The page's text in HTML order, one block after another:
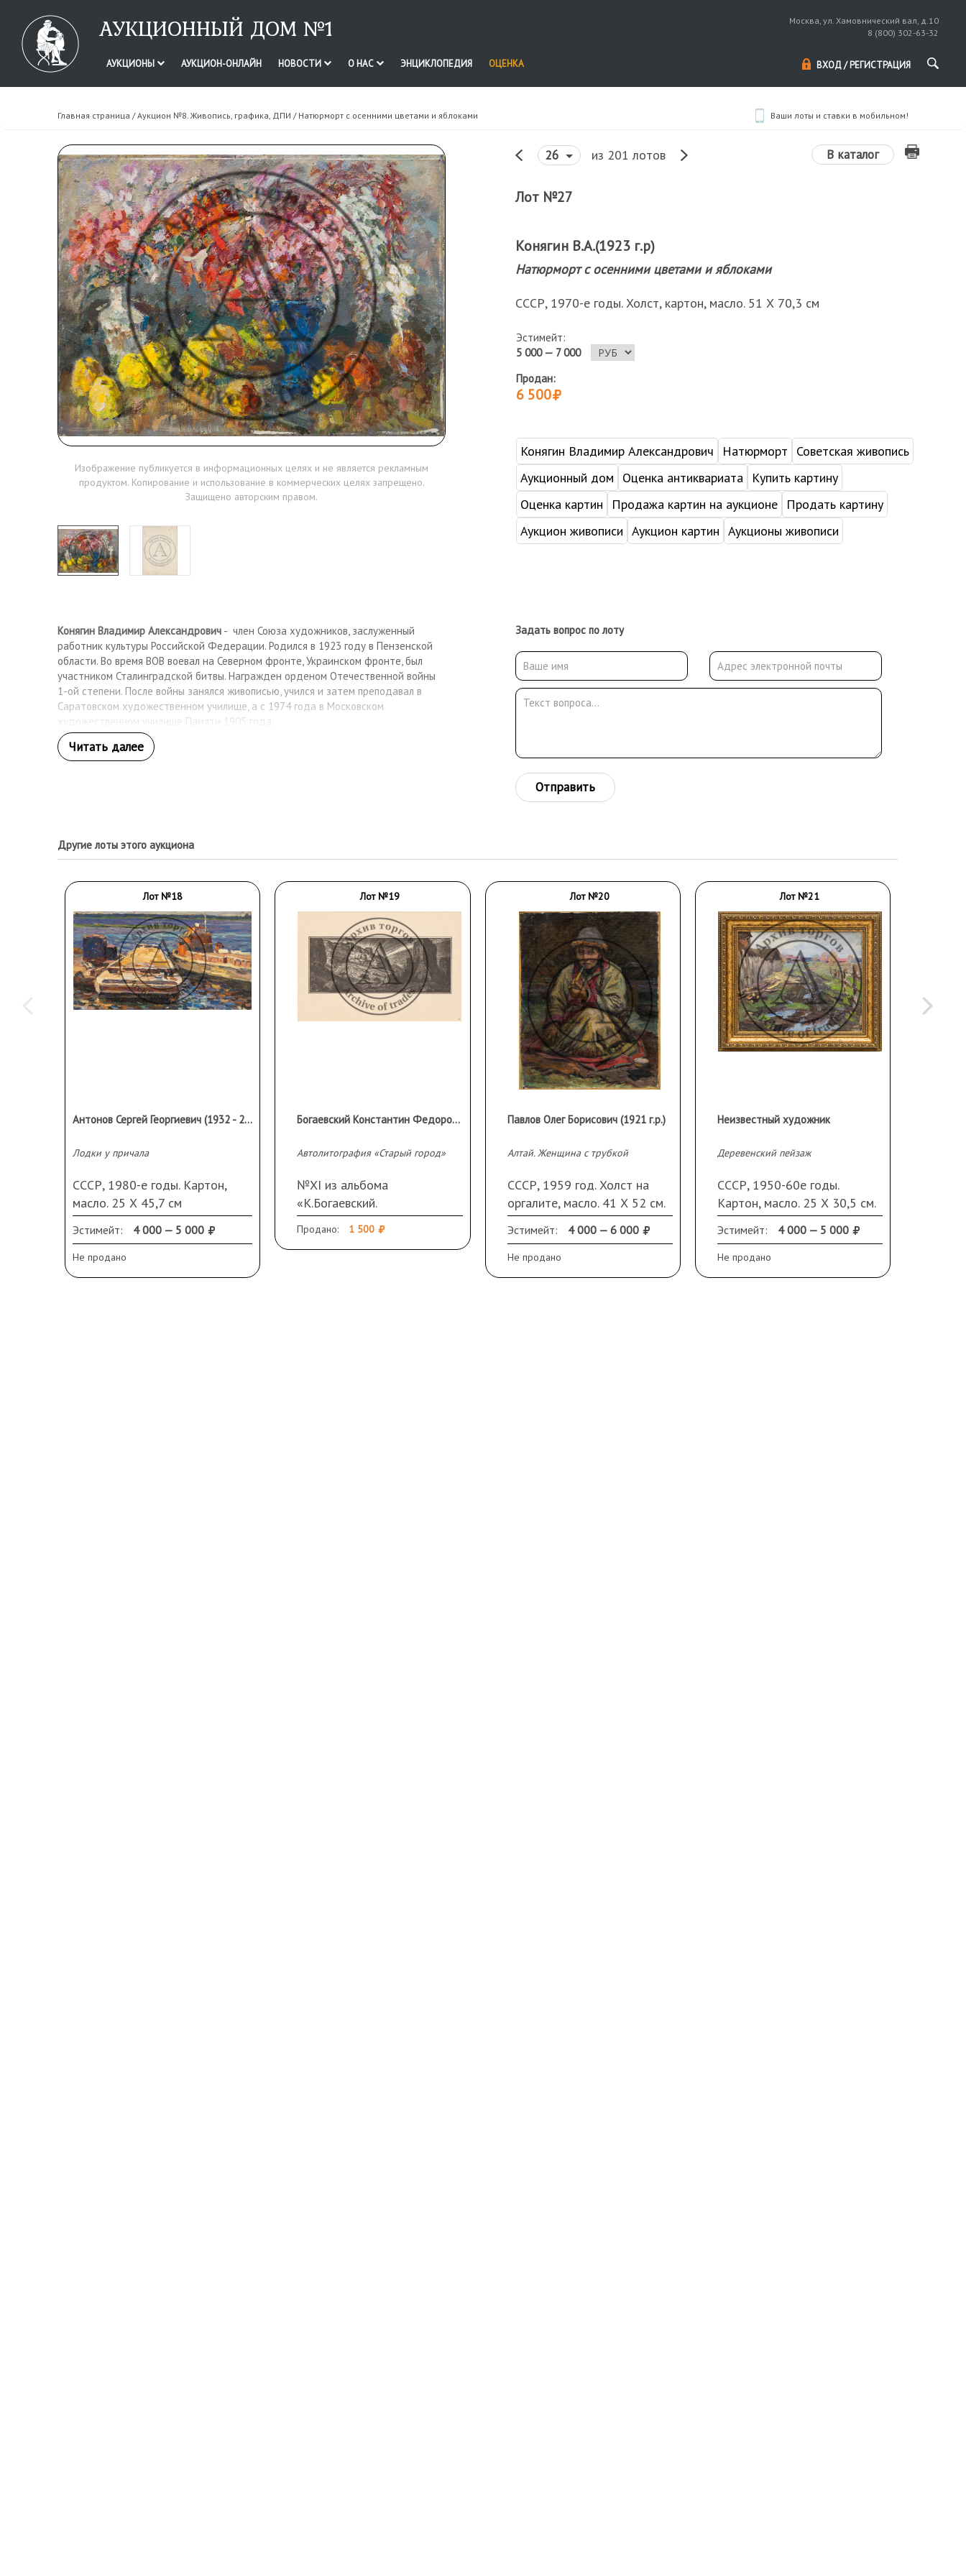
АУКЦИОННЫЙ ДОМ №1
Москва, ул. Хамовнический вал, д.10
8 (800) 302-63-32
АУКЦИОНЫ АУКЦИОН-ОНЛАЙН НОВОСТИ О НАС ЭНЦИКЛОПЕДИЯ ОЦЕНКА ВХОД / РЕГИСТРАЦИЯ
Главная страница /Аукцион №8. Живопись, графика, ДПИ / Натюрморт с осенними цветами и яблоками Ваши лоты и ставки в мобильном!
Изображение публикуется в информационных целях и не является рекламным
продуктом. Копирование и использование в коммерческих целях запрещено.
Защищено авторским правом.
26 из 201 лотов В каталог
Лот №27
Конягин В.А.(1923 г.р)
Натюрморт с осенними цветами и яблоками
СССР, 1970-е годы. Холст, картон, масло. 51 Х 70,3 см
Эстимейт:
5 000 — 7 000
Продан:
6 500
Конягин Владимир Александрович Натюрморт
Советская живопись
Аукционный дом
Оценка антиквариата
Купить картину
Оценка картин
Продажа картин на аукционе
Продать картину
Аукцион живописи Аукцион картин Аукционы живописи
Конягин Владимир Александрович - член Союза художников, заслуженный
работник культуры Российской Федерации. Родился в 1923 году в Пензенской
области. Во время ВОВ воевал на Северном фронте, Украинском фронте, был
участником Сталинградской битвы. Награжден орденом Отечественной войны
1-ой степени. После войны занялся живописью, учился и затем преподавал в
Саратовском художественном училище, а с 1974 года в Московском
художественном училище Памяти 1905 года.
Задать вопрос по лоту
Отправить
Другие лоты этого аукциона
Лот №18
Антонов Сергей Георгиевич (1932 - 2006)
Лодки у причала
СССР, 1980-е годы. Картон,
масло. 25 Х 45,7 см
Эстимейт: 4 000 — 5 000
Не продано
Лот №19
Богаевский Константин Федорович (1872 - 1943 гг.)
Автолитография «Старый город»
№ХI из альбома
«К.Богаевский.
Автолитографии. 20
рисунков, исполненных на
Продано: 1 500
Лот №20
Павлов Олег Борисович (1921 г.р.)
Алтай. Женщина с трубкой
СССР, 1959 год. Холст на
оргалите, масло. 41 Х 52 см.
Подпись и дата слева внизу
Эстимейт: 4 000 — 6 000
Не продано
Лот №21
Неизвестный художник
Деревенский пейзаж
СССР, 1950-60е годы.
Картон, масло. 25 Х 30,5 см.
Современная рама
Эстимейт: 4 000 — 5 000
Не продано